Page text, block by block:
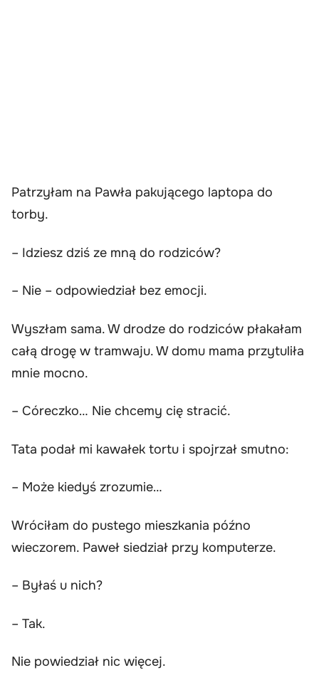
Patrzyłam na Pawła pakującego laptopa do
torby.
– Idziesz dziś ze mną do rodziców?
– Nie – odpowiedział bez emocji.
Wyszłam sama. W drodze do rodziców płakałam
całą drogę w tramwaju. W domu mama przytuliła
mnie mocno.
– Córeczko… Nie chcemy cię stracić.
Tata podał mi kawałek tortu i spojrzał smutno:
– Może kiedyś zrozumie…
Wróciłam do pustego mieszkania późno
wieczorem. Paweł siedział przy komputerze.
– Byłaś u nich?
– Tak.
Nie powiedział nic więcej.